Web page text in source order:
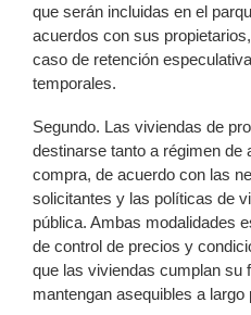
que serán incluidas en el
acuerdos con sus
caso de retención
temporales.
Segundo. Las viviendas de
destinarse tanto a régimen de
compra, de acuerdo con las
solicitantes y las políticas de
pública. Ambas modalidades
de control de precios y
que las viviendas cumplan su
mantengan asequibles a largo